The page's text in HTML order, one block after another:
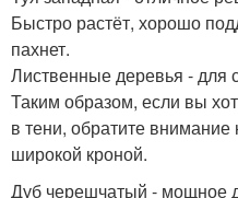
Быстро растёт, хорошо
пахнет.
Лиственные деревья - для
Таким образом, если вы
в тени, обратите
широкой кроной.
Дуб черешчатый - мощное